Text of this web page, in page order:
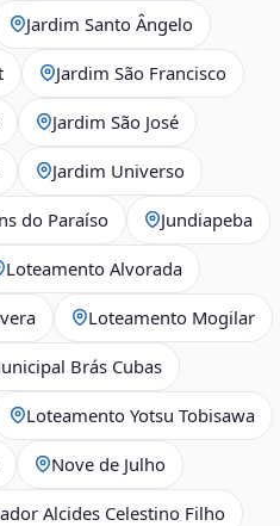
Jardim Santo Ângelo
Jardim São Francisco
Jardim São José
Jardim Universo
do Paraíso Jundiapeba
Loteamento Alvorada
Loteamento Mogilar
Brás Cubas
Loteamento Yotsu Tobisawa
Nove de Julho
Alcides Celestino Filho